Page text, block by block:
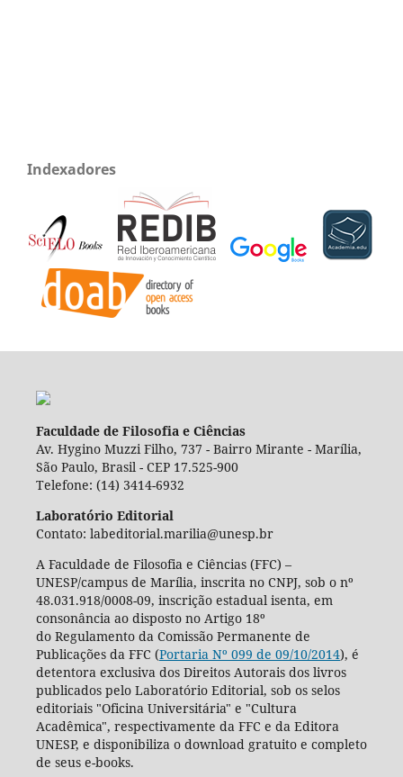
Indexadores
Faculdade de Filosofia e Ciências
Av. Hygino Muzzi Filho, 737 - Bairro Mirante - Marília,
São Paulo, Brasil - CEP 17.525-900
Telefone: (14) 3414-6932
Laboratório Editorial
Contato: labeditorial.marilia@unesp.br
A Faculdade de Filosofia e Ciências (FFC) –
UNESP/campus de Marília, inscrita no CNPJ, sob o nº
48.031.918/0008-09, inscrição estadual isenta, em
consonância ao disposto no Artigo 18º
do Regulamento da Comissão Permanente de
Publicações da FFC (Portaria Nº 099 de 09/10/2014), é
detentora exclusiva dos Direitos Autorais dos livros
publicados pelo Laboratório Editorial, sob os selos
editoriais "Oficina Universitária" e "Cultura
Acadêmica", respectivamente da FFC e da Editora
UNESP, e disponibiliza o download gratuito e completo
de seus e-books.